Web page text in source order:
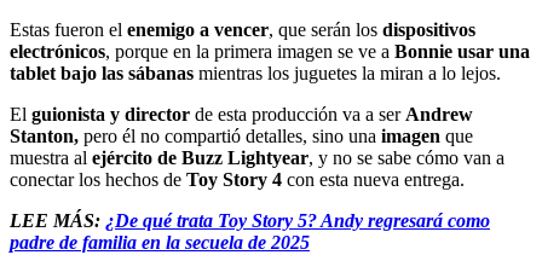
Estas fueron el enemigo a vencer, que serán los dispositivos
electrónicos, porque en la primera imagen se ve a Bonnie usar una
tablet bajo las sábanas mientras los juguetes la miran a lo lejos.
El guionista y director de esta producción va a ser Andrew
Stanton, pero él no compartió detalles, sino una imagen que
muestra al ejército de Buzz Lightyear, y no se sabe cómo van a
conectar los hechos de Toy Story 4 con esta nueva entrega.
LEE MÁS: ¿De qué trata Toy Story 5? Andy regresará como
padre de familia en la secuela de 2025